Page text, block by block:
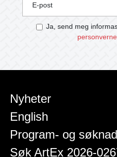
E-post
Ja, send meg
Nyheter
English
Program- og
Søk ArtEx 2026-